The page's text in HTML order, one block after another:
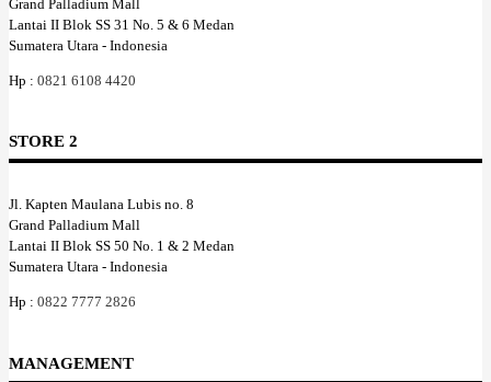
Grand Palladium Mall
Lantai II Blok SS 31 No. 5 & 6 Medan
Sumatera Utara - Indonesia
Hp : 0821 6108 4420
STORE 2
Jl. Kapten Maulana Lubis no. 8
Grand Palladium Mall
Lantai II Blok SS 50 No. 1 & 2 Medan
Sumatera Utara - Indonesia
Hp : 0822 7777 2826
MANAGEMENT